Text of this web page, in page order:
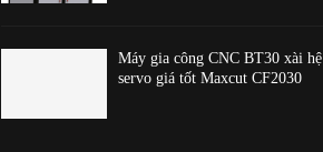
Máy gia công CNC BT30 xài hệ
servo giá tốt Maxcut CF2030